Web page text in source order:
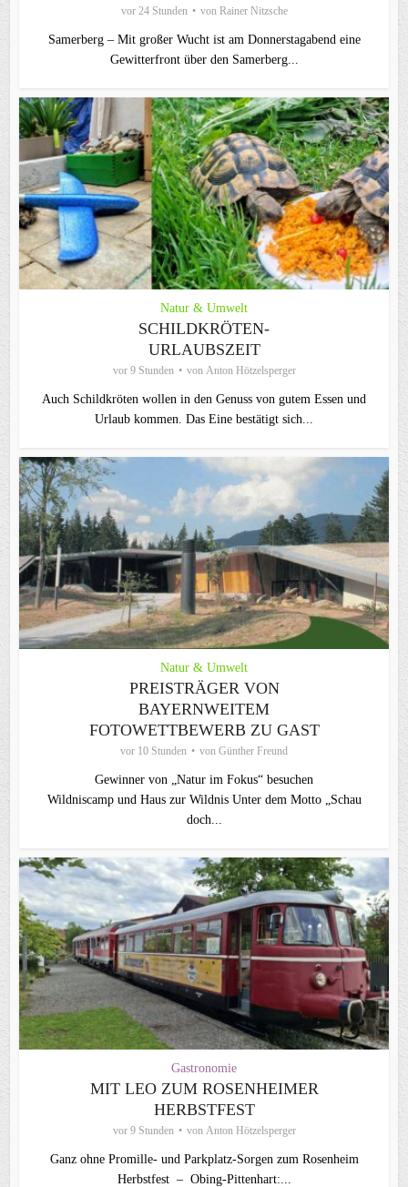
vor 24 Stunden von Rainer Nitzsche
Samerberg – Mit großer Wucht ist am Donnerstagabend eine
Gewitterfront über den Samerberg...
Natur & Umwelt
SCHILDKRÖTEN-
URLAUBSZEIT
vor 9 Stunden von Anton Hötzelsperger
Auch Schildkröten wollen in den Genuss von gutem Essen und
Urlaub kommen. Das Eine bestätigt sich...
Natur & Umwelt
PREISTRÄGER VON
BAYERNWEITEM
FOTOWETTBEWERB ZU GAST
vor 10 Stunden von Günther Freund
Gewinner von „Natur im Fokus“ besuchen
Wildniscamp und Haus zur Wildnis Unter dem Motto „Schau
doch...
Gastronomie
MIT LEO ZUM ROSENHEIMER
HERBSTFEST
vor 9 Stunden von Anton Hötzelsperger
Ganz ohne Promille- und Parkplatz-Sorgen zum Rosenheim
Herbstfest – Obing-Pittenhart:...